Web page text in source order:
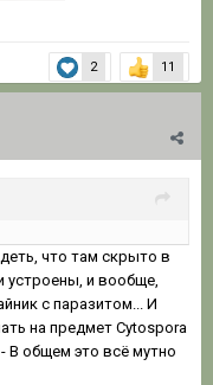
2 11
что там скрыто в
устроены, и вообще,
с паразитом... И
на предмет Cytospora
В общем это всё мутно